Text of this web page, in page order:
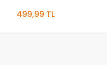
499,99 TL